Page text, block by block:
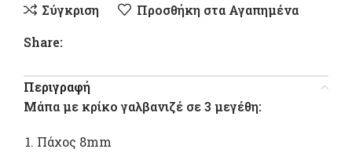
Σύγκριση
Προσθήκη στα Αγαπημένα
Share:
Περιγραφή
Μάπα με κρίκο γαλβανιζέ σε 3 μεγέθη:
Πάχος 8mm